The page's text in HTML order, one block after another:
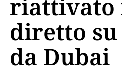
riattivato
diretto su
da Dubai